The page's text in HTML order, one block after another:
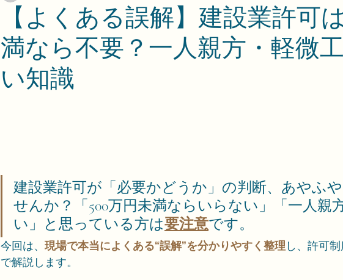
【よくある誤解】建設業許可
満なら不要？一人親方・軽微
い知識
建設業許可が「必要かどうか」の判断、あやふ
せんか？「500万円未満ならいらない」「一人親
い」と思っている方は要注意です。
今回は、 現場で本当によくある“誤解”を分かりやすく整理 し、許可
で解説します。